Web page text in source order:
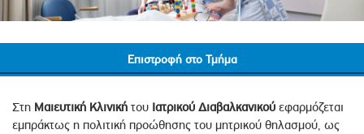
Επιστροφή στο Τμήμα
Στη Μαιευτική Κλινική του Ιατρικού Διαβαλκανικού εφαρμόζεται
εμπράκτως η πολιτική προώθησης του μητρικού θηλασμού, ως